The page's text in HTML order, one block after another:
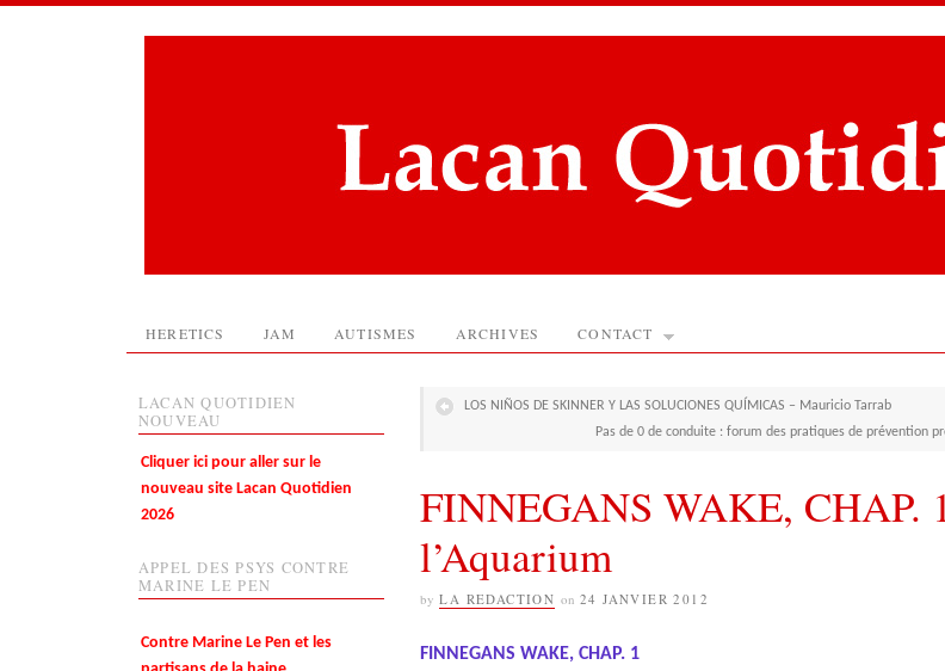
HERETICS JAM AUTISMES ARCHIVES CONTACT
LOS NIÑOS DE SKINNER Y LAS SOLUCIONES QUÍMICAS – Mauricio Tarrab
Pas de 0 de conduite : forum des pratiques de prévention
FINNEGANS WAKE, CHAP.
l’Aquarium
by LA REDACTION on 24 JANVIER 2012
FINNEGANS WAKE, CHAP. 1
LACAN QUOTIDIEN
NOUVEAU
Cliquer ici pour aller sur le
nouveau site Lacan Quotidien
2026
APPEL DES PSYS CONTRE
MARINE LE PEN
Contre Marine Le Pen et les